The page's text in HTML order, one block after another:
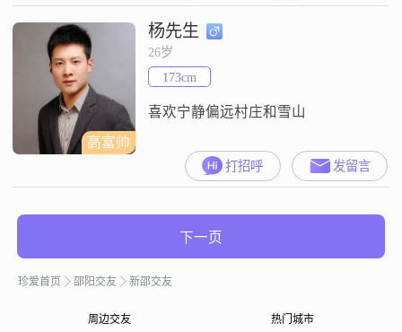
作，学历本科，身高l68，l75最好，
本人个子不高，就想找高的，聊得
来的本只找未婚，离弃的，年纪大
的，弃地的不要发消息，骗子勿
扰。经济能力与年龄，工作匹配。
工依状态有点小忙。
高富帅
杨先生
26岁
173cm
喜欢宁静偏远村庄和雪山
打招呼 发留言
下一页
珍爱首页 邵阳交友 新邵交友
周边交友 热门城市